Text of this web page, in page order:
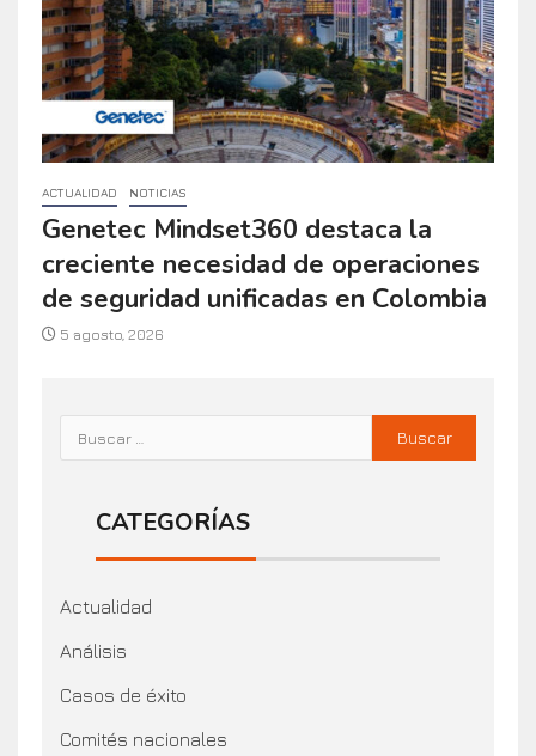
ACTUALIDAD NOTICIAS
Genetec Mindset360 destaca la
creciente necesidad de operaciones
de seguridad unificadas en Colombia
5 agosto, 2026
CATEGORÍAS
Actualidad
Análisis
Casos de éxito
Comités nacionales